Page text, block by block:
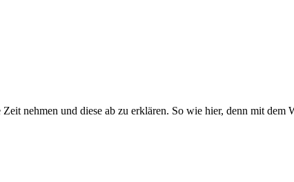
nehmen und diese ab zu erklären. So wie hier, denn mit dem